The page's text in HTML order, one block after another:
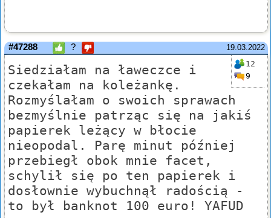
19.03.2022
#47288 ?
12
9
Siedziałam na ławeczce i
czekałam na koleżankę.
Rozmyślałam o swoich sprawach
bezmyślnie patrząc się na jakiś
papierek leżący w błocie
nieopodal. Parę minut później
przebiegł obok mnie facet,
schylił się po ten papierek i
dosłownie wybuchnął radością -
to był banknot 100 euro! YAFUD